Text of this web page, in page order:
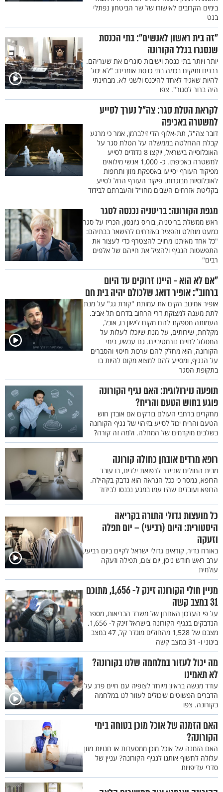
בימים הקרובים לאישורו של שר הביטחון נפתלי
בנט
"זה בית ראשון לאנשים": בתי הכנסת
שנסגרו בגלל הקורונה
יותר ויותר בתי כנסת וישיבות סוגרים את שעריהם.
רבנים ותיקים בכמה בתי כנסת אומרים: "לא יכול
להיות שאגיד לאחד להיכנס ולשני לא. מבחינתי
היה ברור לסגור". צפו
לקראת הטלת סגר: צה"ל נערך לסייע
למשטרה באכיפה
דובר צה"ל, תת-אלוף הדי זילברמן, אמר כי מרגע
קבלת ההחלטה בממשלה על הטלת סגר על
האוכלוסייה בישראל, יוקצו 8 גדודים לסייע
למשטרה באכיפתו. כ- 1,000 אנשי מילואים
מפיקוד העורף יסייעו באספקת מזון ותרופות
לאוכלוסיות מבוגרות. פיקוד העורף החל לסייע
בקליטת אזרחים השבים מחו"ל והעברתם לבידוד
מגפת הקורונה: בריטניה נכנסה לסגר
ראש ממשלת בריטניה, בוריס ג'ונסון, הכריז על סגר
כמעט מוחלט והפציר באזרחים להישאר בבתיהם:
"כל אחד מאיתנו מחויב להצטרף כדי לעצור את
התפשטות הנגיף ולהציל את חייהם של אלפים
רבים"
"אם לא הוא - היינו זרוקים עד היום
ברחוב": אופיר דואג שלכולם יהיה בית חם
אופיר אמינוב הקים את עמותת "קורת גג" על מנת
לתת מענה למצוקת דרי הרחוב בדרום תל אביב.
העמותה מספקת להם מקום לישון בו, אוכל,
מקלחת, שירותים, על מנת שיוכלו לעלות על
המסלול לחיים נורמטיביים. גם עכשיו, בימי
הקורונה, הוא מחלק להם ערכות חיטוי והסברים
על הנגיף, ומסייע להם למצוא מקום להיות בו
בתקופת הסגר
תופעה נוירולוגית: האם נגיף הקורונה
פוגע בחוש הטעם והריח?
מחקרים ברחבי העולם בודקים אם אובדן חוש
הטעם והריח יכול לסייע בזיהוי של נגיף הקורונה
בשלבים מוקדמים של המחלה. ולמה זה קורה?
רופא מרדים אובחן כחולה קורונה
מבית החולים שניידר לרפואת ילדים, בו עובד
הרופא, נמסר כי ככל הנראה הוא נדבק בקהילה.
הרופא ועובדים שהיו עמו במגע נכנסו לבידוד
כל מועצות גדולי התורה בקריאה
היסטורית: היום (רביעי) – יום תפלה
וזעקה
באורח נדיר, קוראים גדולי ישראל לקיים ביום רביעי,
ערב ראש חודש ניסן, יום צום, תפילה וזעקה
עולמית
מניין חולי הקורונה זינק ל- 1,656, מתוכם
31 במצב קשה
על פי העדכון האחרון של משרד הבריאות, מספר
הנדבקים בנגיף הקורונה בישראל זינק ל- 1,656.
מצבם של 1,528 מהחולים מוגדר קל, 47 במצב
בינוני ו- 31 במצב קשה
מה יכול לעזור במלחמה שלנו בקורונה?
לא תאמינו
עודד מנשה בראיון מיוחד לצופיה עם חיים פרג על
הדברים הפשוטים שיכולים לעזור לנו במלחמה
בקורונה. צפו
האם הזמנה של אוכל מוכן בטוחה בימי
הקורונה?
האם הזמנה של אוכל מוכן ממסעדות או חנויות מזון
עלולה לחשוף אותנו לנגיף הקורונה? עניין של
סדרי עדיפויות